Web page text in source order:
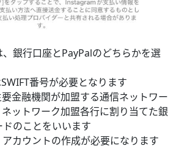
銀行口座とPayPalのどちらかを選
番号が必要となります
金融機関が加盟する通信ネットワー
ットワーク加盟各行に割り当てた銀
のことをいいます
カウントの作成が必要になります